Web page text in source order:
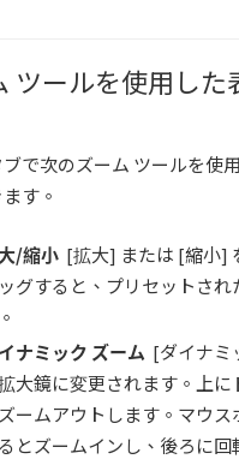
ツールを使用し
で次のズーム ツールを使
す。
/縮小[拡大] または [縮小]
グすると、プリセットさ
ナミック ズーム [ダイナミ
大鏡に変更されます。上
ームアウトします。マウ
とズームインし、後ろに